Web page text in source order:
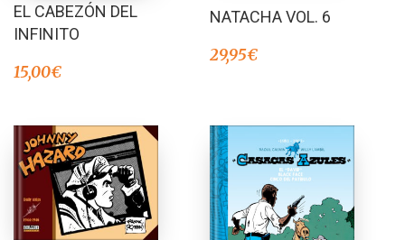
EL CABEZÓN DEL
INFINITO
15,00€
5.00
de 5
NATACHA VOL. 6
29,95€